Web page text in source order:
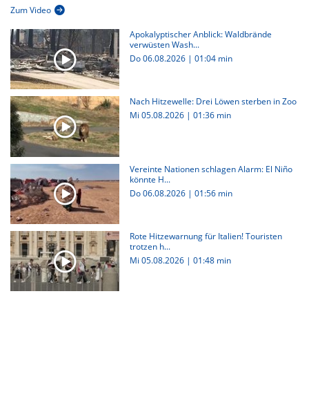
Zum Video
Apokalyptischer Anblick: Waldbrände
verwüsten Wash...
Do 06.08.2026 | 01:04 min
Nach Hitzewelle: Drei Löwen sterben in Zoo
Mi 05.08.2026 | 01:36 min
Vereinte Nationen schlagen Alarm: El Niño
könnte H...
Do 06.08.2026 | 01:56 min
Rote Hitzewarnung für Italien! Touristen
trotzen h...
Mi 05.08.2026 | 01:48 min